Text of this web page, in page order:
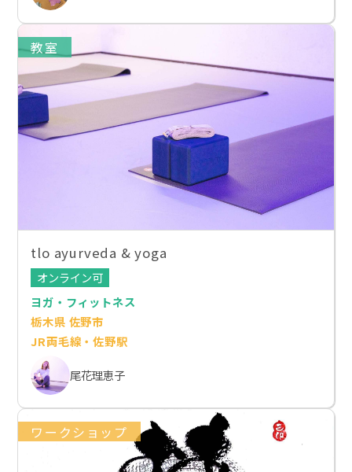
教室
tlo ayurveda & yoga
オンライン可
ヨガ・フィットネス
栃木県 佐野市
JR両毛線・佐野駅
尾花理恵子
ワークショップ